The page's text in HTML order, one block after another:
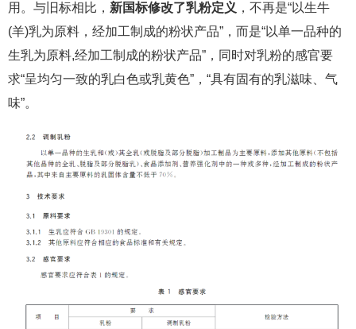
用。与旧标相比， 新国标修改了乳粉定义 ，不再是“以生牛
(羊)乳为原料，经加工制成的粉状产品”，而是“以单一品种的
生乳为原料,经加工制成的粉状产品”，同时对乳粉的感官要
求“呈均匀一致的乳白色或乳黄色”，“具有固有的乳滋味、气
味”。